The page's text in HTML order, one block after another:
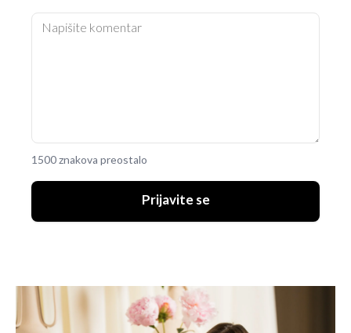
1500 znakova preostalo
Prijavite se